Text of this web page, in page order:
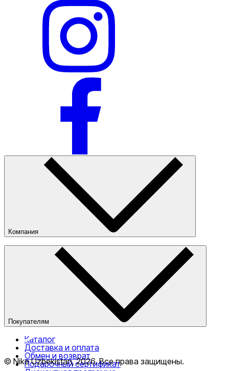
Компания
О компании
Наши магазины
Публичная оферта
Покупателям
Каталог
Доставка и оплата
Обмен и возврат
Подарочный сертификат
© Nike Uzbekistan,2026.Все права защищены.